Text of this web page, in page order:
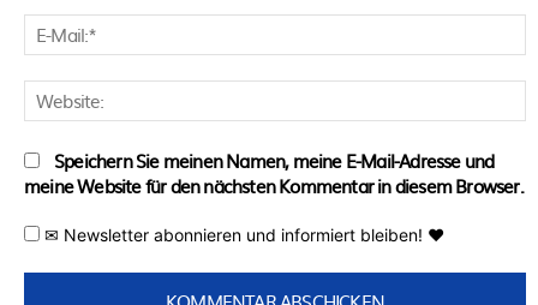
Speichern Sie meinen Namen, meine E-Mail-Adresse und
meine Website für den nächsten Kommentar in diesem Browser.
✉ Newsletter abonnieren und informiert bleiben! ♥